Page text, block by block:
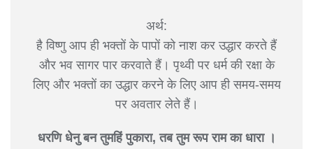
अर्थ:
है विष्णु आप ही भक्तों के पापों को नाश कर उद्धार करते हैं
और भव सागर पार करवाते हैं। पृथ्वी पर धर्म की रक्षा के
लिए और भक्तों का उद्धार करने के लिए आप ही समय-समय
पर अवतार लेते हैं।
धरणि धेनु बन तुमहिं पुकारा, तब तुम रूप राम का धारा ।